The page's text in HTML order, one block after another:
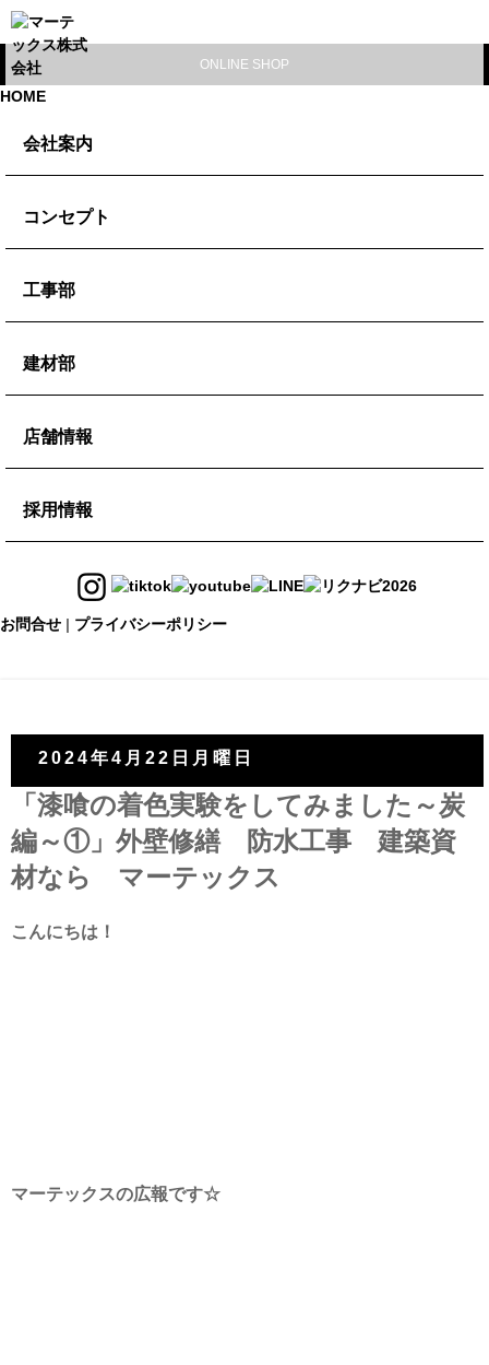
ONLINE SHOP
HOME
会社案内
会社概要
ブログ
コンセプト
ミッション
ビジョン
工事部
防水工事
外壁改修
建材部
防水副資材
タイル
店舗情報
イベント予約
DIYメンバー登録
ONLINE SHOP
採用情報
採用情報
オープンカンパニー
お問合せ | プライバシーポリシー
2024年4月22日月曜日
「漆喰の着色実験をしてみました～炭
編～①」外壁修繕 防水工事 建築資
材なら マーテックス
こんにちは！
マーテックスの広報です☆